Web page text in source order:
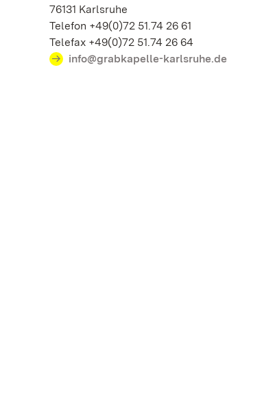
76131 Karlsruhe
Telefon +49(0)72 51.74 26 61
Telefax +49(0)72 51.74 26 64
info@grabkapelle-karlsruhe.de